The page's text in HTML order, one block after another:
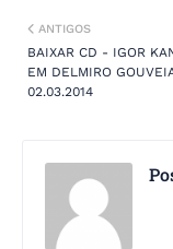
ANTIGOS
BAIXAR CD - IGOR
EM DELMIRO
02.03.2014